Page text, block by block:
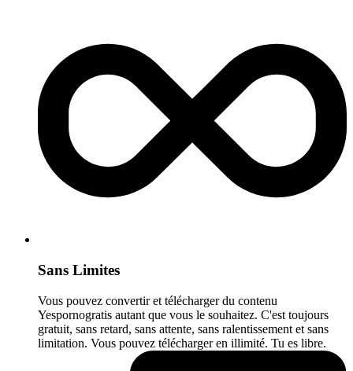
Sans Limites
Vous pouvez convertir et télécharger du contenu
Yespornogratis autant que vous le souhaitez. C'est toujours
gratuit, sans retard, sans attente, sans ralentissement et sans
limitation. Vous pouvez télécharger en illimité. Tu es libre.